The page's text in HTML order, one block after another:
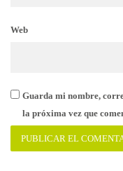
Web
Guarda mi nombre,
la próxima vez que